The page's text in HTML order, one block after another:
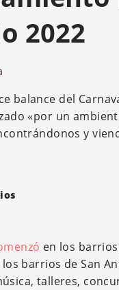
2022
balance del
«por un
y
en los
barrios de San
talleres,